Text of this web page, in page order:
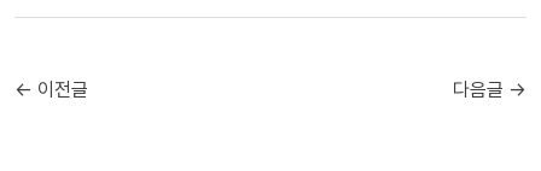
← 이전글 다음글 →